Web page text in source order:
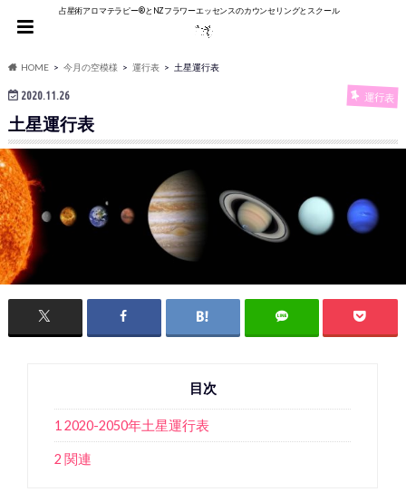
占星術アロマテラピー®︎とNZフラワーエッセンスのカウンセリングとスクール
HOME 今月の空模様 運行表 土星運行表
2020.11.26 運行表
土星運行表
目次
1 2020-2050年土星運行表
2 関連